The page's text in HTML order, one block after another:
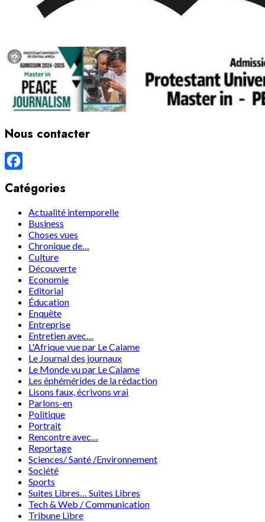
Nous contacter
Catégories
Actualité intemporelle
Business
Choses vues
Chronique de…
Culture
Découverte
Economie
Editorial
Éducation
Enquête
Entreprise
Entretien avec…
L'Afrique vue par Le Calame
Le Journal des journaux
Le Monde vu par Le Calame
Les éphémérides de la rédaction
Lisons faux, écrivons vrai
Parlons-en
Politique
Portrait
Rencontre avec…
Reportage
Sciences/ Santé /Environnement
Société
Sports
Suites Libres… Suites Libres
Tech & Web / Communication
Tribune Libre